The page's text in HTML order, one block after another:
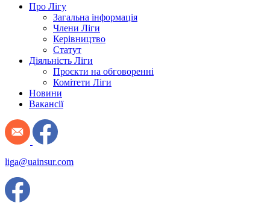
Про Лігу
Загальна інформація
Члени Ліги
Керівництво
Статут
Діяльність Ліги
Проєкти на обговоренні
Комітети Ліги
Новини
Вакансії
liga@uainsur.com